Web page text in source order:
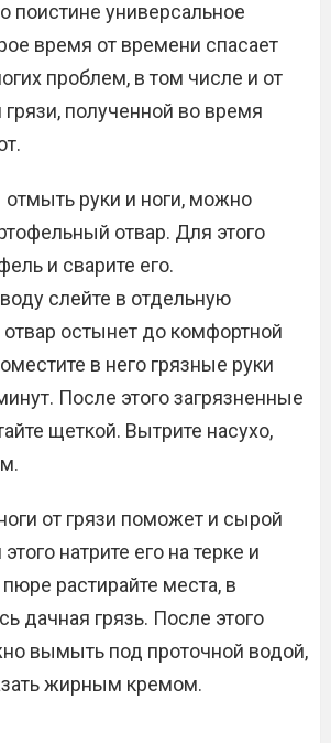
поистине универсальное
время от времени спасает
проблем, в том числе и от
полученной во время
отмыть руки и ноги, можно
отвар. Для этого
и сварите его.
слейте в отдельную
остынет до комфортной
в него грязные руки
После этого загрязненные
щеткой. Вытрите насухо,
от грязи поможет и сырой
натрите его на терке и
растирайте места, в
дачная грязь. После этого
вымыть под проточной водой,
жирным кремом.